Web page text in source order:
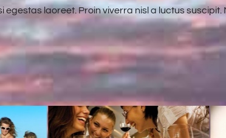
egestas laoreet. Proin viverra nisl a luctus suscipit.